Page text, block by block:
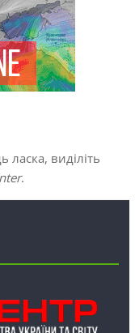
виділіть
.